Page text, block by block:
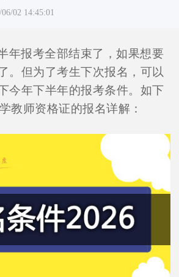
02 14:45:01
年报考全部结束了，如果想要
。但为了考生下次报名，可以
今年下半年的报考条件。如下
教师资格证的报名详解：